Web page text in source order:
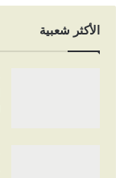
الأكثر شعبية